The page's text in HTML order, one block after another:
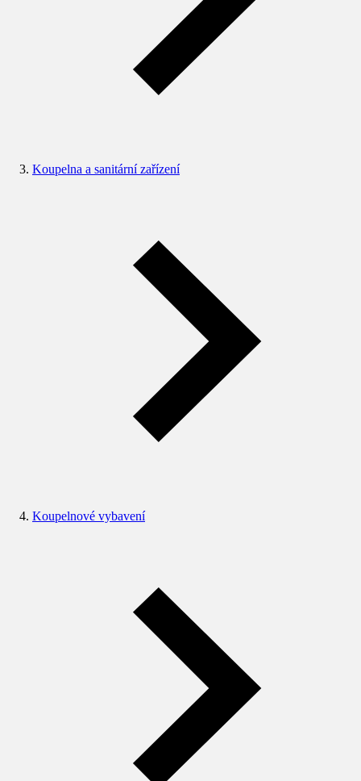
Koupelna a sanitární zařízení
Koupelnové vybavení